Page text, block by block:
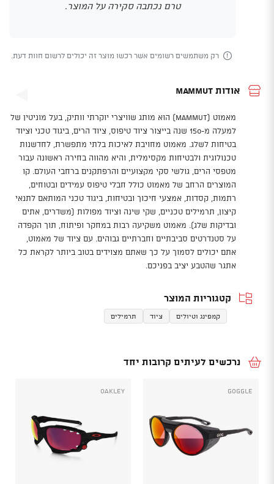
טרם נכתבה סקירה על המוצר.
רק משתמשים רשומים אשר רכשו מוצר זה יכולים לרשום חוות דעת.
אודות Mammut
מאמוט (Mammut) הוא מותג שוויצרי יוקרתי וותיק, בעל מוניטין של
למעלה מ-150 שנה בייצור ציוד טיפוס, ציוד הרים, ביגוד טכני וציוד
בטיחות לשלג. מאמוט מחויבת לאיכות בלתי מתפשרת, לחדשנות
טכנולוגית ולבטיחות מקסימלית, והיא מהווה בחירה ראשונה עבור
מטפסי הרים, גולשי סקי מקצועיים והרפתקנים ברחבי העולם. קו
המוצרים הרחב של מאמוט כולל חבלי טיפוס עמידים ובטוחים,
רתמות, קסדות, אמצעי חיכוך ובטיחות, ביגוד טכני המותאם לתנאי
קיצון, תרמילים טכניים, שקי שינה וציוד מפולות (משדרים, אתים
ובדיקות שלג). מאמוט משקיעה רבות במחקר ופיתוח, תוך הקפדה
על סטנדרטים סביבתיים וחברתיים גבוהים. עם ציוד של מאמוט,
אתם יכולים לסמוך על כך שאתם מצוידים בטוב ביותר לקראת כל
אתגר שהטבע יציב בפניכם.
קטגוריות המוצר
קמפינג וטיולים ציוד תרמילים
נרכשים לעיתים קרובות יחד
Goggle
Oakley